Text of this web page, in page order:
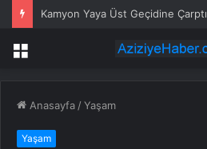
Kamyon Yaya Üst Geçidine Çarptı
Menü
Anasayfa /Yaşam
Yaşam